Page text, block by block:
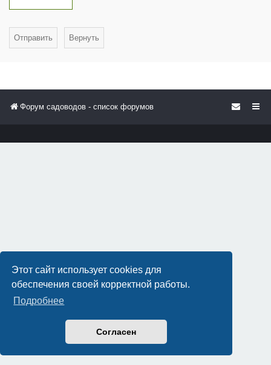
Этот сайт использует cookies для
обеспечения своей корректной работы.
Подробнее
Согласен
Форум садоводов - список форумов